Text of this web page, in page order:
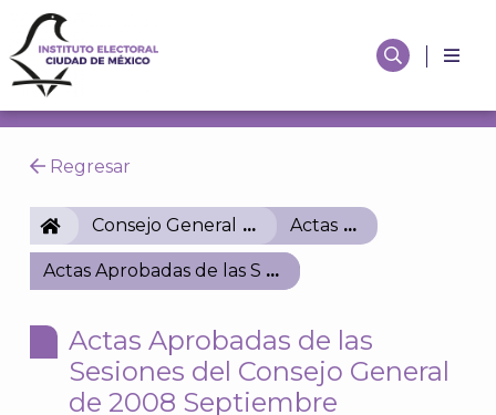
Regresar
IECMConsejo General Actas
Actas Aprobadas de las Sesiones del Consejo
Actas Aprobadas de las
Sesiones del Consejo General
de 2008 Septiembre